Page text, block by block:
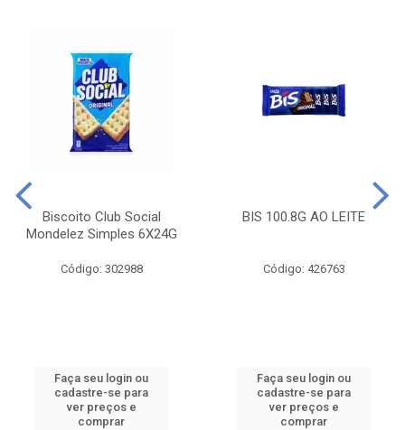
Biscoito Club Social
Mondelez Simples 6X24G
Código: 302988
Faça seu login ou
cadastre-se para
ver preços e
comprar
BIS 100.8G AO LEITE
Código: 426763
Faça seu login ou
cadastre-se para
ver preços e
comprar